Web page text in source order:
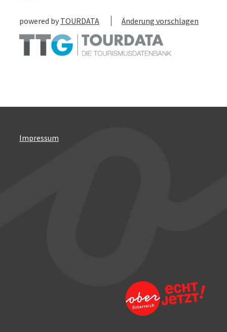
powered by TOURDATA Änderung vorschlagen
Impressum